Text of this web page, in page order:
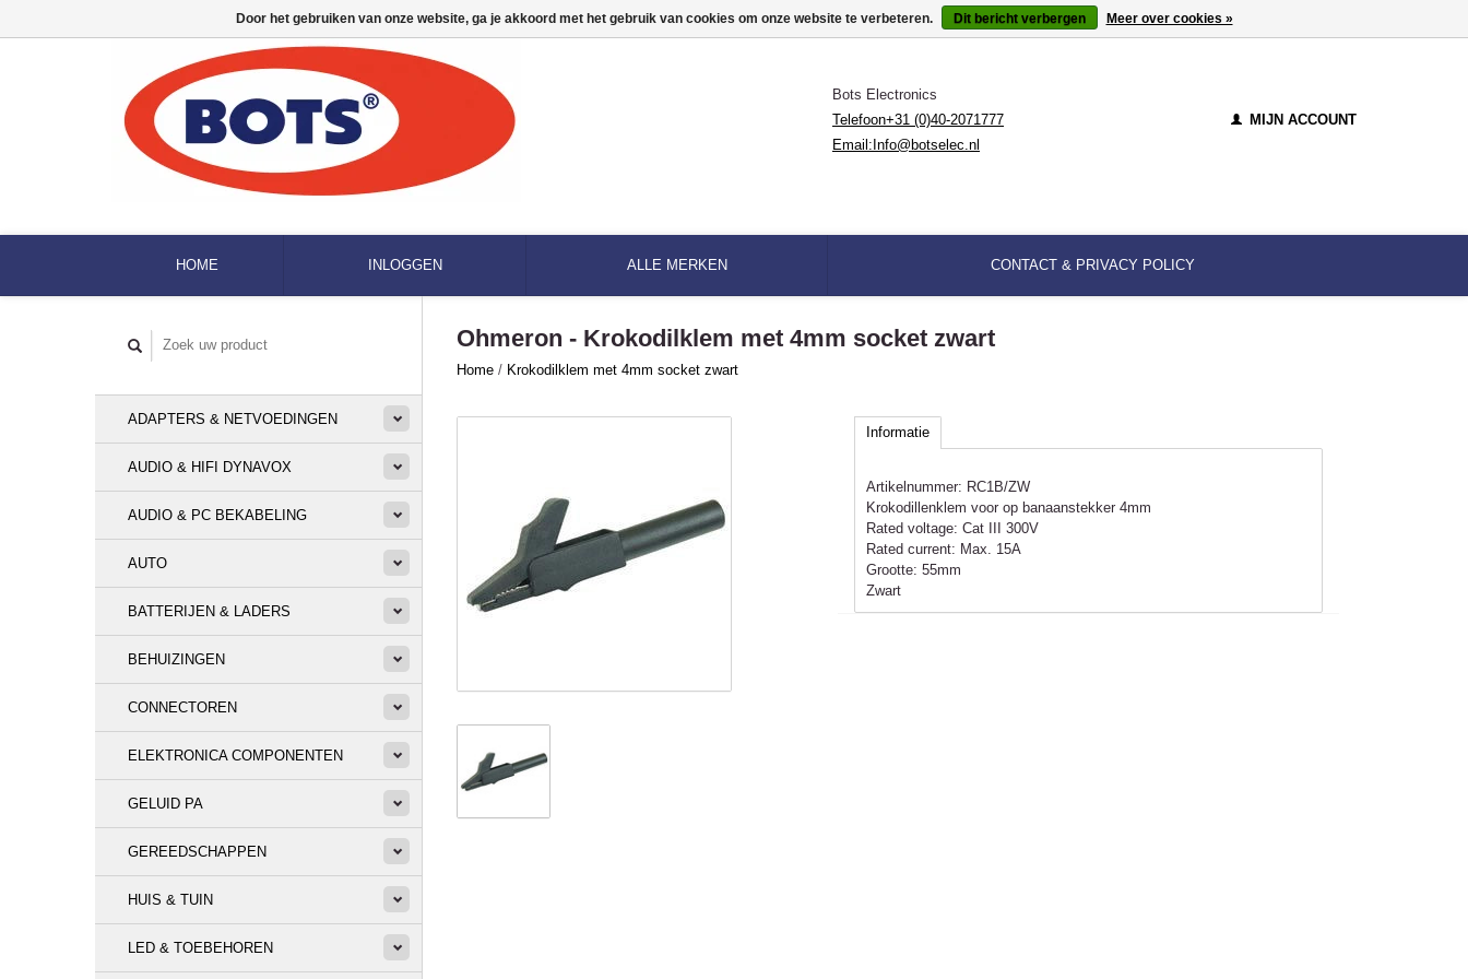
Bots Electronics
Telefoon+31 (0)40-2071777
Email: Info@botselec.nl
MIJN ACCOUNT
HOME INLOGGEN ALLE MERKEN CONTACT & PRIVACY POLICY
ADAPTERS & NETVOEDINGEN
AUDIO & HIFI DYNAVOX
AUDIO & PC BEKABELING
AUTO
BATTERIJEN & LADERS
BEHUIZINGEN
CONNECTOREN
ELEKTRONICA COMPONENTEN
GELUID PA
GEREEDSCHAPPEN
HUIS & TUIN
LED & TOEBEHOREN
Ohmeron - Krokodilklem met 4mm socket zwart
Home / Krokodilklem met 4mm socket zwart
Informatie
Artikelnummer: RC1B/ZW
Krokodillenklem voor op banaanstekker 4mm
Rated voltage: Cat III 300V
Rated current: Max. 15A
Grootte: 55mm
Zwart
Door het gebruiken van onze website, ga je akkoord met het gebruik van cookies om onze website te verbeteren. Dit bericht verbergen Meer over cookies »